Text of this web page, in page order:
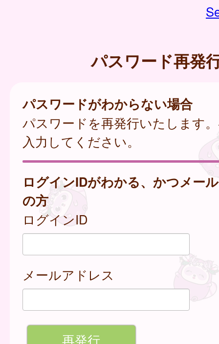
パスワード再発
パスワードがわからない場合
パスワードを再発行いたします
入力してください。
ログインIDがわかる、かつメー
の方
ログインID
メールアドレス